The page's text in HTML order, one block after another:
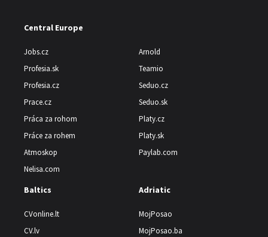
Central Europe
Jobs.cz
Profesia.sk
Profesia.cz
Prace.cz
Práca za rohom
Práce za rohem
Atmoskop
Nelisa.com
Arnold
Teamio
Seduo.cz
Seduo.sk
Platy.cz
Platy.sk
Paylab.com
Baltics
CVonline.lt
CV.lv
Adriatic
MojPosao
MojPosao.ba